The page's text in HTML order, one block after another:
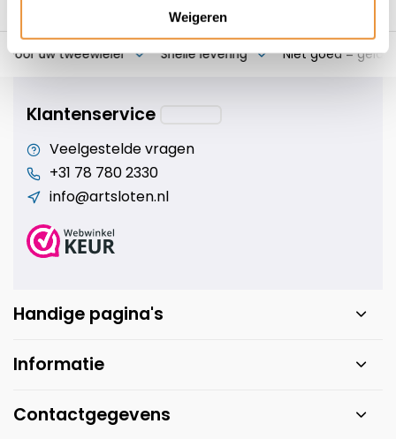
Weigeren
voor uw tweewieler Snelle levering Niet goed = geld
Klantenservice
Veelgestelde vragen
+31 78 780 2330
info@artsloten.nl
Handige pagina's
Informatie
Contactgegevens